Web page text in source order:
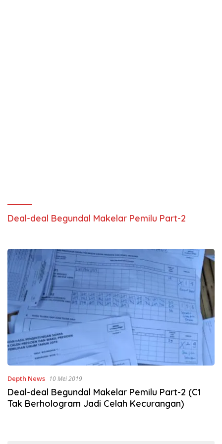
Deal-deal Begundal Makelar Pemilu Part-2
Depth News 10 Mei 2019
Deal-deal Begundal Makelar Pemilu Part-2 (C1
Tak Berhologram Jadi Celah Kecurangan)